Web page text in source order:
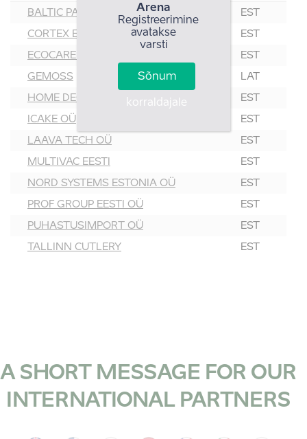
BALTIC PACK EST AS EST
CORTEX EESTI OÜ EST
ECOCARE OÜ EST
GEMOSS LAT
HOME DECOR OÜ EST
ICAKE OÜ EST
LAAVA TECH OÜ EST
MULTIVAC EESTI EST
NORD SYSTEMS ESTONIA OÜ EST
PROF GROUP EESTI OÜ EST
PUHASTUSIMPORT OÜ EST
TALLINN CUTLERY EST
A SHORT MESSAGE FOR OUR
INTERNATIONAL PARTNERS
Arena
Registreerimine
avatakse
varsti
Sõnum
korraldajale